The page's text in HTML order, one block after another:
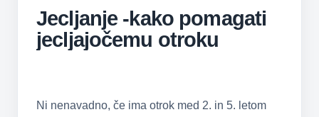
Jecljanje -kako pomagati
jecljajočemu otroku
Ni nenavadno, če ima otrok med 2. in 5. letom